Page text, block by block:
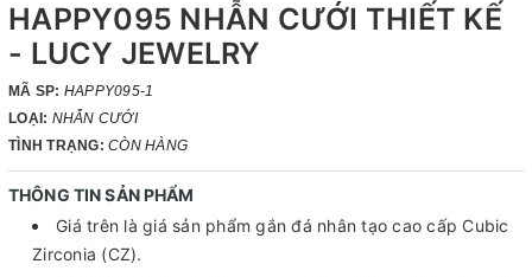
HAPPY095 NHẪN CƯỚI THIẾT KẾ
- LUCY JEWELRY
MÃ SP: HAPPY095-1
LOẠI: NHẪN CƯỚI
TÌNH TRẠNG: CÒN HÀNG
THÔNG TIN SẢN PHẨM
Giá trên là giá sản phẩm gắn đá nhân tạo cao cấp Cubic
Zirconia (CZ).